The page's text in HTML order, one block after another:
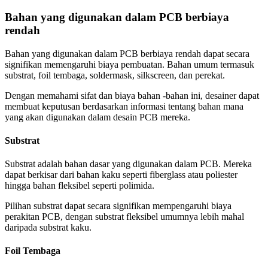
Bahan yang digunakan dalam PCB berbiaya
rendah
Bahan yang digunakan dalam PCB berbiaya rendah dapat secara
signifikan memengaruhi biaya pembuatan. Bahan umum termasuk
substrat, foil tembaga, soldermask, silkscreen, dan perekat.
Dengan memahami sifat dan biaya bahan -bahan ini, desainer dapat
membuat keputusan berdasarkan informasi tentang bahan mana
yang akan digunakan dalam desain PCB mereka.
Substrat
Substrat adalah bahan dasar yang digunakan dalam PCB. Mereka
dapat berkisar dari bahan kaku seperti fiberglass atau poliester
hingga bahan fleksibel seperti polimida.
Pilihan substrat dapat secara signifikan mempengaruhi biaya
perakitan PCB, dengan substrat fleksibel umumnya lebih mahal
daripada substrat kaku.
Foil Tembaga